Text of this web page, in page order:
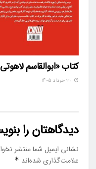
کتاب «ابوالقاسم
دیدگاهتان را
نشانی ایمیل شما منتشر
علامت‌گذاری شده‌اند *